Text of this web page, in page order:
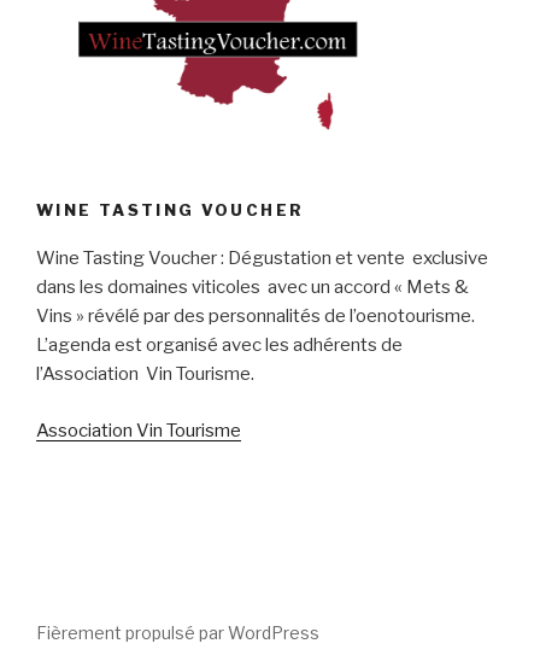
WINE TASTING VOUCHER
Wine Tasting Voucher : Dégustation et vente exclusive
dans les domaines viticoles avec un accord « Mets &
Vins » révélé par des personnalités de l’oenotourisme.
L’agenda est organisé avec les adhérents de
l’Association Vin Tourisme.
Association Vin Tourisme
Fièrement propulsé par WordPress